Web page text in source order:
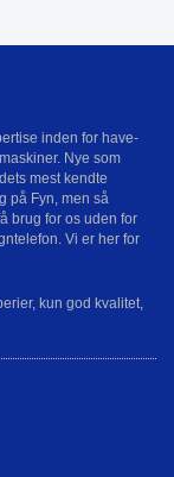
inden for have-
Nye som
mest kendte
på Fyn, men så
brug for os uden for
Vi er her for
kun god kvalitet,